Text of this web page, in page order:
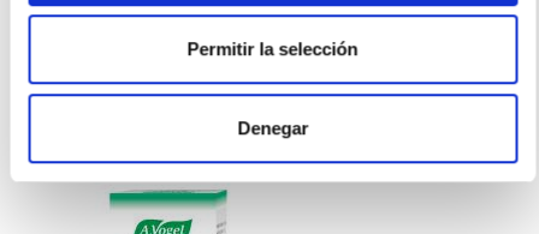
Permitir la selección
Denegar
22,50€